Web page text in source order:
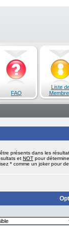
FAQ
Liste
présents dans les
et NOT pour
* comme un joker pour